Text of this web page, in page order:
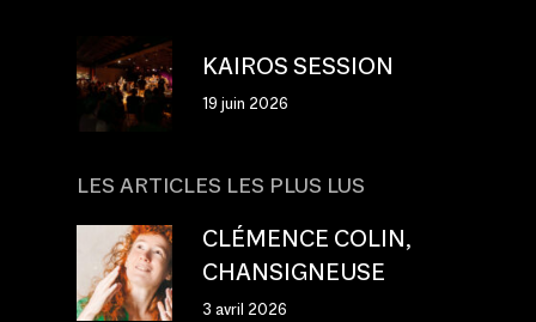
KAIROS SESSION
19 juin 2026
LES ARTICLES LES PLUS LUS
CLÉMENCE COLIN,
CHANSIGNEUSE
3 avril 2026